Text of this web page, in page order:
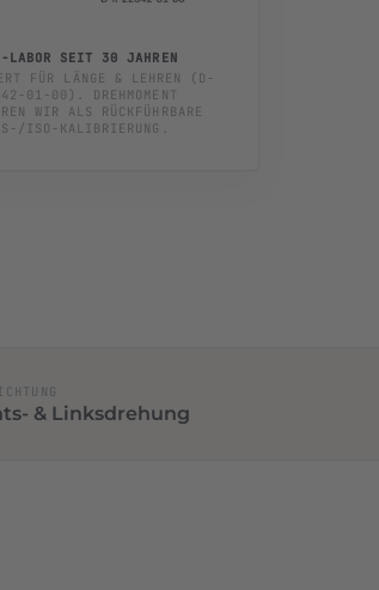
LABOR SEIT 30 JAHREN
FÜR LÄNGE & LEHREN (D-
01-00). DREHMOMENT
WIR ALS RÜCKFÜHRBARE
ISO-KALIBRIERUNG.
& Linksdrehung